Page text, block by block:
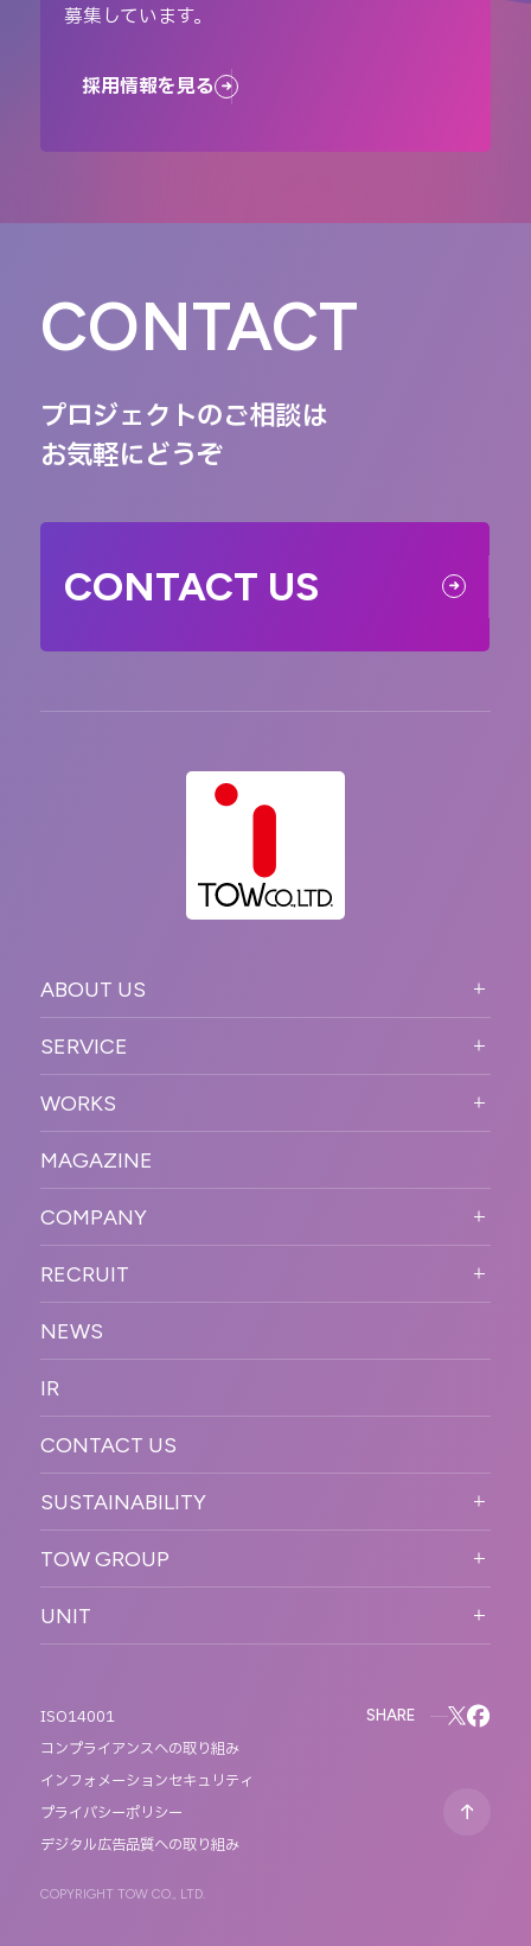
募集しています。
採用情報を見る
CONTACT
プロジェクトのご相談は
お気軽にどうぞ
CONTACT US
ABOUT US
PURPOSE
VISION
OUR DNA
SERVICE
STRONG POINT
BUSINESS DOMAIN
SOLUTION
WORKFLOW
WORKS
オンラインイベント
SNSプロモーション
プラットフォーム販
促
デジタル制作・映像
制作
PR
カンファレンス・展示会・アワ
ESPORTS・ゲームプロモーシ
MAGAZINE
COMPANY
COMPANY INFORMATION
MESSAGE
OFFICER
ACCESS
ORGANIZATION CHART
HISTORY
RECRUIT
新卒採用
キャリア採用
NEWS
IR
CONTACT US
SUSTAINABILITY
サステナビリティ
TOW GROUP
MOTTO
BLUES MOBILE
UNIT
ISO14001
コンプライアンスへの取り組み
インフォメーションセキュリティ
プライバシーポリシー
デジタル広告品質への取り組み
COPYRIGHT TOW CO., LTD.
SHARE